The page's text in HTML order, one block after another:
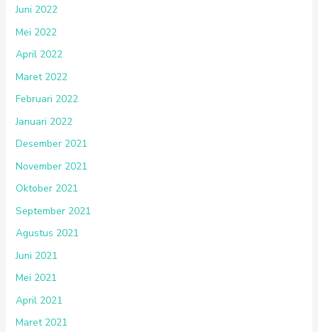
Juni 2022
Mei 2022
April 2022
Maret 2022
Februari 2022
Januari 2022
Desember 2021
November 2021
Oktober 2021
September 2021
Agustus 2021
Juni 2021
Mei 2021
April 2021
Maret 2021